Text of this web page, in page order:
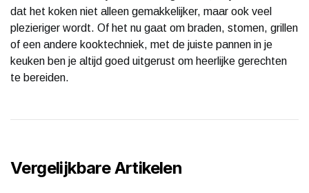
dat het koken niet alleen gemakkelijker, maar ook veel
plezieriger wordt. Of het nu gaat om braden, stomen, grillen
of een andere kooktechniek, met de juiste pannen in je
keuken ben je altijd goed uitgerust om heerlijke gerechten
te bereiden.
Vergelijkbare Artikelen